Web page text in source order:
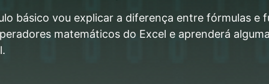
básico vou explicar a diferença entre fórmulas e
matemáticos do Excel e aprenderá